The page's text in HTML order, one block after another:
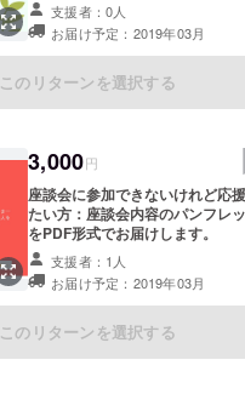
支援者：0人
お届け予定：2019年03月
このリターンを選択する
3,000円
座談会に参加できないけれど応
たい方：座談会内容のパンフレ
をPDF形式でお届けします。
支援者：1人
お届け予定：2019年03月
このリターンを選択する